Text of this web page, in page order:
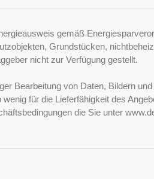
gemäß
Grundstücken,
nicht zur Verfügung gestellt.
Bearbeitung von Daten, Bildern
für die Lieferfähigkeit des
die Sie unter